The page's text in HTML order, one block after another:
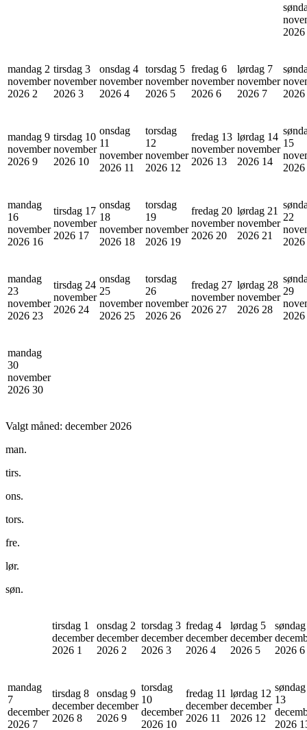
2026
mandag 2
november
2026 2
tirsdag 3
november
2026 3
onsdag 4
november
2026 4
torsdag 5
november
2026 5
fredag 6
november
2026 6
lørdag 7
november
2026 7
2026
mandag 9
november
2026 9
tirsdag 10
november
2026 10
onsdag
11
november
2026 11
torsdag
12
november
2026 12
fredag 13
november
2026 13
lørdag 14
november
2026 14
15
2026
mandag
16
november
2026 16
tirsdag 17
november
2026 17
onsdag
18
november
2026 18
torsdag
19
november
2026 19
fredag 20
november
2026 20
lørdag 21
november
2026 21
22
2026
mandag
23
november
2026 23
tirsdag 24
november
2026 24
onsdag
25
november
2026 25
torsdag
26
november
2026 26
fredag 27
november
2026 27
lørdag 28
november
2026 28
29
2026
mandag
30
november
2026 30
Valgt måned: december 2026
man.
tirs.
ons.
tors.
fre.
lør.
søn.
tirsdag 1
december
2026 1
onsdag 2
december
2026 2
torsdag 3
december
2026 3
fredag 4
december
2026 4
lørdag 5
december
2026 5
2026 6
mandag
7
december
2026 7
tirsdag 8
december
2026 8
onsdag 9
december
2026 9
torsdag
10
december
2026 10
fredag 11
december
2026 11
lørdag 12
december
2026 12
søndag
13
2026